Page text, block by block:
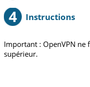
4 Instructions
Important : OpenVPN ne
supérieur.